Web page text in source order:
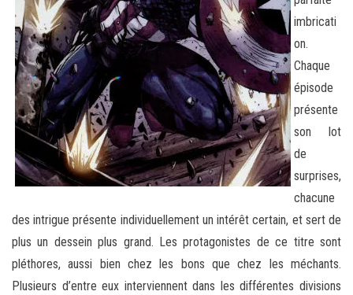
imbricati
on.
Chaque
épisode
présente
son lot
de
surprises,
chacune
des intrigue présente individuellement un intérêt certain, et sert de
plus un dessein plus grand. Les protagonistes de ce titre sont
pléthores, aussi bien chez les bons que chez les méchants.
Plusieurs d’entre eux interviennent dans les différentes divisions